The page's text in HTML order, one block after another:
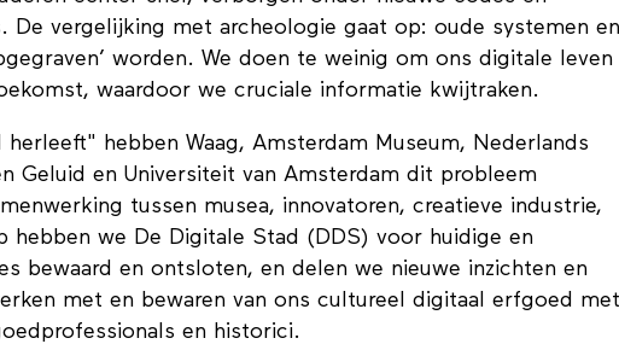
echter snel, verborgen onder nieuwe codes en
De vergelijking met archeologie gaat op: oude systemen en
worden. We doen te weinig om ons digitale leven
hebben Waag, Amsterdam Museum, Nederlands
Geluid en Universiteit van Amsterdam dit probleem
tussen musea, innovatoren, creatieve industrie,
hebben we De Digitale Stad (DDS) voor huidige en
bewaard en ontsloten, en delen we nieuwe inzichten en
met en bewaren van ons cultureel digitaal erfgoed met